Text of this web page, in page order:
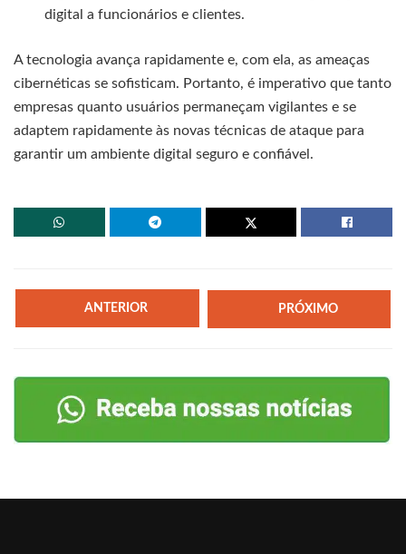
digital a funcionários e clientes.
A tecnologia avança rapidamente e, com ela, as ameaças
cibernéticas se sofisticam. Portanto, é imperativo que tanto
empresas quanto usuários permaneçam vigilantes e se
adaptem rapidamente às novas técnicas de ataque para
garantir um ambiente digital seguro e confiável.
ANTERIOR PRÓXIMO